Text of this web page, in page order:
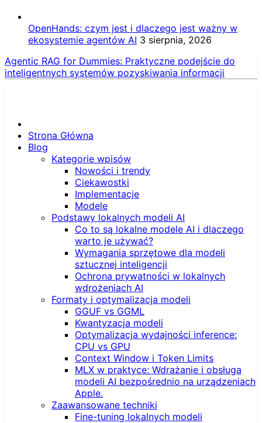
OpenHands: czym jest i dlaczego jest ważny w
ekosystemie agentów AI 3 sierpnia, 2026
Agentic RAG for Dummies: Praktyczne podejście do
inteligentnych systemów pozyskiwania informacji
Strona Główna
Blog
Kategorie wpisów
Nowości i trendy
Ciekawostki
Implementacje
Modele
Podstawy lokalnych modeli AI
Co to są lokalne modele AI i dlaczego
warto je używać?
Wymagania sprzętowe dla modeli
sztucznej inteligencji
Ochrona prywatności w lokalnych
wdrożeniach AI
Formaty i optymalizacja modeli
GGUF vs GGML
Kwantyzacja modeli
Optymalizacja wydajności inference:
CPU vs GPU
Context Window i Token Limits
MLX w praktyce: Wdrażanie i obsługa
modeli AI bezpośrednio na urządzeniach
Apple.
Zaawansowane techniki
Fine-tuning lokalnych modeli